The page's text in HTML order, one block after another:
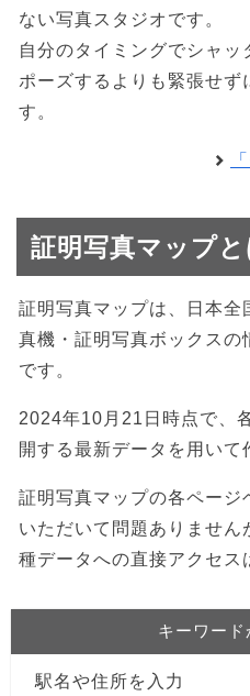
ない写真スタジオです。
自分のタイミングでシャッ
ポーズするよりも緊張せず
す。
証明写真マップと
証明写真マップは、日本
真機・証明写真ボックスの
です。
2024年10月21日時点で、
開する最新データを用いて
証明写真マップの各ページ
いただいて問題ありません
種データへの直接アクセス
キーワード
駅名や住所を入力